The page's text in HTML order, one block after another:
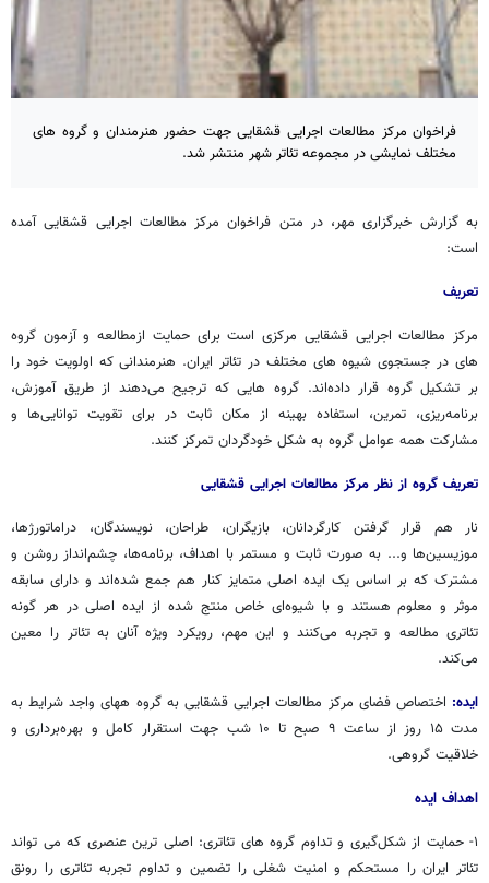
فراخوان مرکز مطالعات اجرایی قشقایی جهت حضور هنرمندان و گروه های
مختلف نمایشی در مجموعه تئاتر شهر منتشر شد.
به گزارش خبرگزاری مهر، در متن فراخوان مرکز مطالعات اجرایی قشقایی آمده
است:
تعریف
مرکز مطالعات اجرایی قشقایی مرکزی است برای حمایت ازمطالعه و آزمون گروه
های در جستجوی شیوه های مختلف در تئاتر ایران. هنرمندانی که اولویت خود را
بر تشکیل گروه قرار داده‌اند. گروه هایی که ترجیح می‌دهند از طریق آموزش،
برنامه‌ریزی، تمرین، استفاده بهینه از مکان ثابت در برای تقویت توانایی‌ها و
مشارکت همه‌ عوامل گروه به شکل خودگردان تمرکز کنند.
تعریف گروه از نظر مرکز مطالعات اجرایی قشقایی
نار هم قرار گرفتن کارگردانان، بازیگران، طراحان، نویسندگان، دراماتورژها،
موزیسین‌ها و... به صورت ثابت و مستمر با اهداف، برنامه‌ها، چشم‌انداز روشن و
مشترک که بر اساس یک ایده‌ اصلی متمایز کنار هم جمع شده‌اند و دارای سابقه‌
موثر و معلوم هستند و با شیوه‌ای خاص منتج شده از ایده‌ اصلی در هر گونه‌
تئاتری مطالعه و تجربه می‌کنند و این مهم، رویکرد ویژه‌ آنان به تئاتر را معین
می‌کند.
ایده: اختصاص فضای مرکز مطالعات اجرایی قشقایی به گروه‌ ههای واجد شرایط به
مدت ۱۵ روز از ساعت ۹ صبح تا ۱۰ شب جهت استقرار کامل و بهره‌برداری و
خلاقیت گروهی.
اهداف ایده
١- حمایت از شکل‌گیری و تداوم گروه های تئاتری: اصلی ترین عنصری که می تواند
تئاتر ایران را مستحکم و امنیت شغلی را تضمین و تداوم تجربه تئاتری را رونق